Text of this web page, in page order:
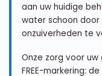
aan uw huidige
water schoon
onzuiverheden te
Onze zorg voor uw
FREE-markering: